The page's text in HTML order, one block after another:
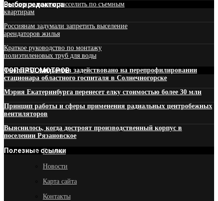
Выбор редактора
Россиян задумали расселить по съемным
квартирам
Россиянам задумали запретить выселение
арендаторов жилья
Краткое руководство по монтажу
полиэтиленовых труб для воды
ТОП ПРОСМОТРОВ
Около 450 мигрантов задействовано на перепрофилировании
стационара областного госпиталя в Солнечногорске
Мэрия Екатеринбурга перенесет елку стоимостью более 30 млн
Принцип работы и сферы применения радиальных центробежных
вентиляторов
Выяснилось, когда достроят производственный корпус в
поселении Рязановское
Полезные ссылки
Главная
Новости
Карта сайта
Контакты